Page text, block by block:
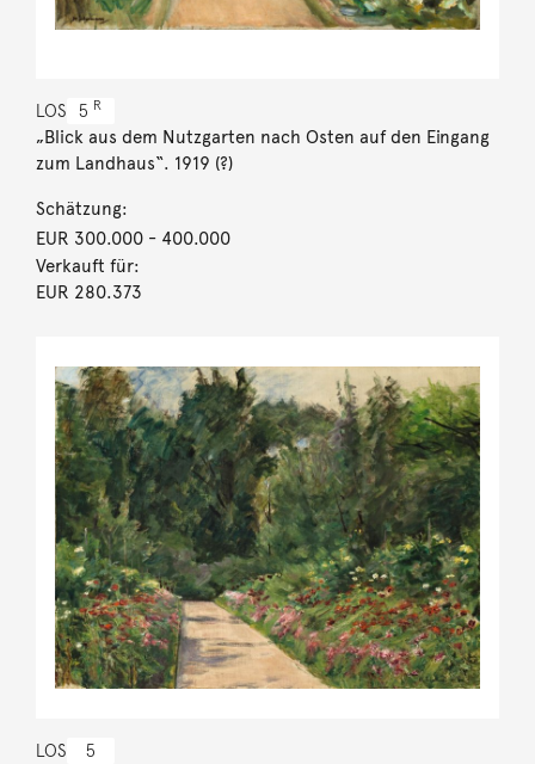
LOS 5 R
„Blick aus dem Nutzgarten nach Osten auf den Eingang
zum Landhaus“. 1919 (?)
Schätzung:
EUR 300.000- 400.000
Verkauft für:
EUR 280.373
LOS 5